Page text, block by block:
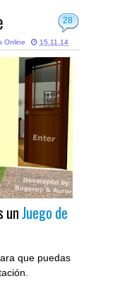
28
Online 15.11.14
unJuego de
que puedas